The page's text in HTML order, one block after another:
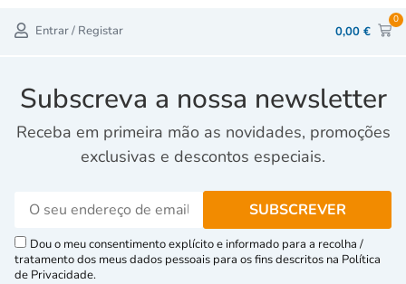
Entrar / Registar 0,00 €
0
Subscreva a nossa newsletter
Receba em primeira mão as novidades, promoções
exclusivas e descontos especiais.
Dou o meu consentimento explícito e informado para a recolha /
tratamento dos meus dados pessoais para os fins descritos na Política
de Privacidade.